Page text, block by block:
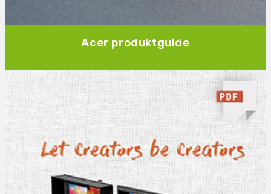
Acer produktguide